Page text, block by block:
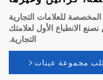
التجارية
الأول لعلامتك
عينات